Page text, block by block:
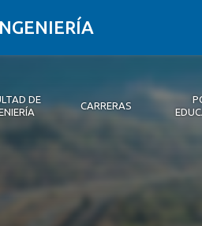
DE
CARRERAS